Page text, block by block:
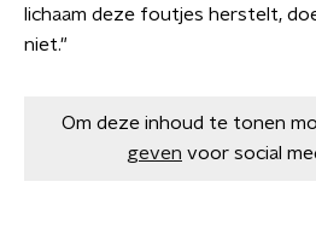
lichaam deze foutjes herstelt,
niet."
Om deze inhoud te tonen
geven voor social